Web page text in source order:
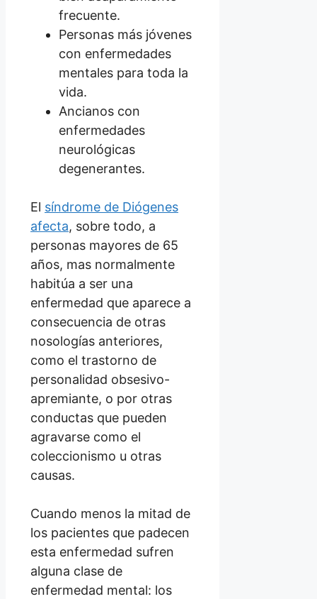
frecuente.
Personas más jóvenes
con enfermedades
mentales para toda la
vida.
Ancianos con
enfermedades
neurológicas
degenerantes.
El síndrome de Diógenes
afecta, sobre todo, a
personas mayores de 65
años, mas normalmente
habitúa a ser una
enfermedad que aparece a
consecuencia de otras
nosologías anteriores,
como el trastorno de
personalidad obsesivo-
apremiante, o por otras
conductas que pueden
agravarse como el
coleccionismo u otras
causas.
Cuando menos la mitad de
los pacientes que padecen
esta enfermedad sufren
alguna clase de
enfermedad mental: los